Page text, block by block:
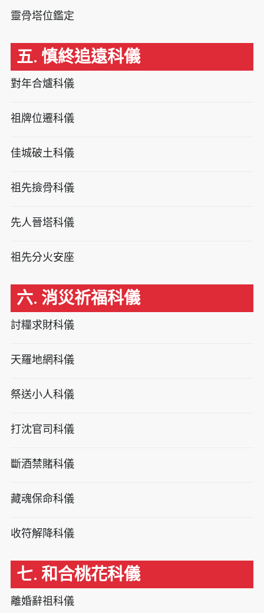
靈骨塔位鑑定
五. 慎終追遠科儀
對年合爐科儀
祖牌位遷科儀
佳城破土科儀
祖先撿骨科儀
先人晉塔科儀
祖先分火安座
六. 消災祈福科儀
討糧求財科儀
天羅地網科儀
祭送小人科儀
打沈官司科儀
斷酒禁賭科儀
藏魂保命科儀
收符解降科儀
七. 和合桃花科儀
離婚辭祖科儀